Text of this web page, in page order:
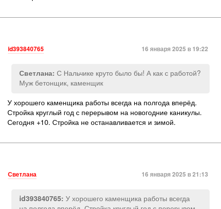
id393840765 16 января 2025 в 19:22
Светлана: С Нальчике круто было бы! А как с работой?
Муж бетонщик, каменщик
У хорошего каменщика работы всегда на полгода вперёд.
Стройка круглый год с перерывом на новогодние каникулы.
Сегодня +10. Стройка не останавливается и зимой.
Светлана 16 января 2025 в 21:13
id393840765: У хорошего каменщика работы всегда